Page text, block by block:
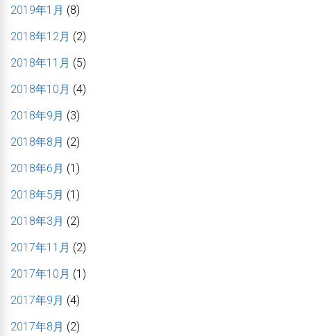
2019年1月 (8)
2018年12月 (2)
2018年11月 (5)
2018年10月 (4)
2018年9月 (3)
2018年8月 (2)
2018年6月 (1)
2018年5月 (1)
2018年3月 (2)
2017年11月 (2)
2017年10月 (1)
2017年9月 (4)
2017年8月 (2)